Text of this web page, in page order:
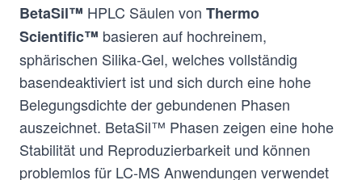
BetaSil™ HPLC Säulen von Thermo
Scientific™ basieren auf hochreinem,
sphärischen Silika-Gel, welches vollständig
basendeaktiviert ist und sich durch eine hohe
Belegungsdichte der gebundenen Phasen
auszeichnet. BetaSil™ Phasen zeigen eine hohe
Stabilität und Reproduzierbarkeit und können
problemlos für LC-MS Anwendungen verwendet